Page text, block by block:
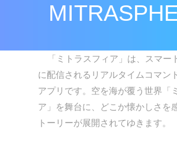
「ミトラスフィア」は、スマー
に配信されるリアルタイムコマン
アプリです。空を海が覆う世界「
ア」を舞台に、どこか懐かしさを
トーリーが展開されてゆきます。